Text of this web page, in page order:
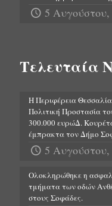
5 Αυγούστου,
Τελευταία
Η Περιφέρεια
Πολιτική Προστασία
300.000 ευρώΔ.
έμπρακτα τον Δήμο
5 Αυγούστου,
Ολοκληρώθηκε η
τμήματα των οδών
στους Σοφάδες.